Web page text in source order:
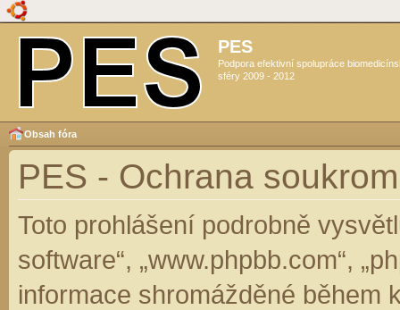
PES
Podpora efektivní spolupráce
sféry 2009 - 2012
Obsah fóra
PES - Ochrana
Toto prohlášení podrobně
software“, „www.phpbb.com“,
informace shromážděné během